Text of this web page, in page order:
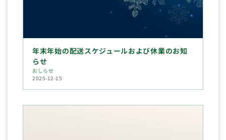
年末年始の配送スケジュールおよび休業のお知
らせ
おしらせ
2025-12-15